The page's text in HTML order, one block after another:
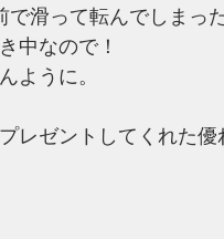
で滑って転んでしまっ
中なので！
ように。
レゼントしてくれた